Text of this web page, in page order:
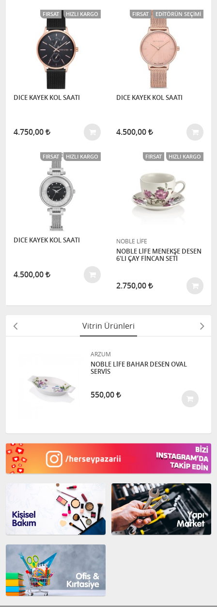
FIRSAT HIZLI KARGO
DICE KAYEK KOL SAATI
4.750,00
FIRSAT EDITÖRÜN SEÇIMI
DICE KAYEK KOL SAATI
4.500,00
FIRSAT HIZLI KARGO
DICE KAYEK KOL SAATI
4.500,00
FIRSAT HIZLI KARGO
NOBLE LİFE
NOBLE LİFE MENEKŞE DESEN
6'LI ÇAY FİNCAN SETİ
2.750,00
Vitrin Ürünleri
ARZUM
NOBLE LİFE BAHAR DESEN OVAL
SERVİS
550,00